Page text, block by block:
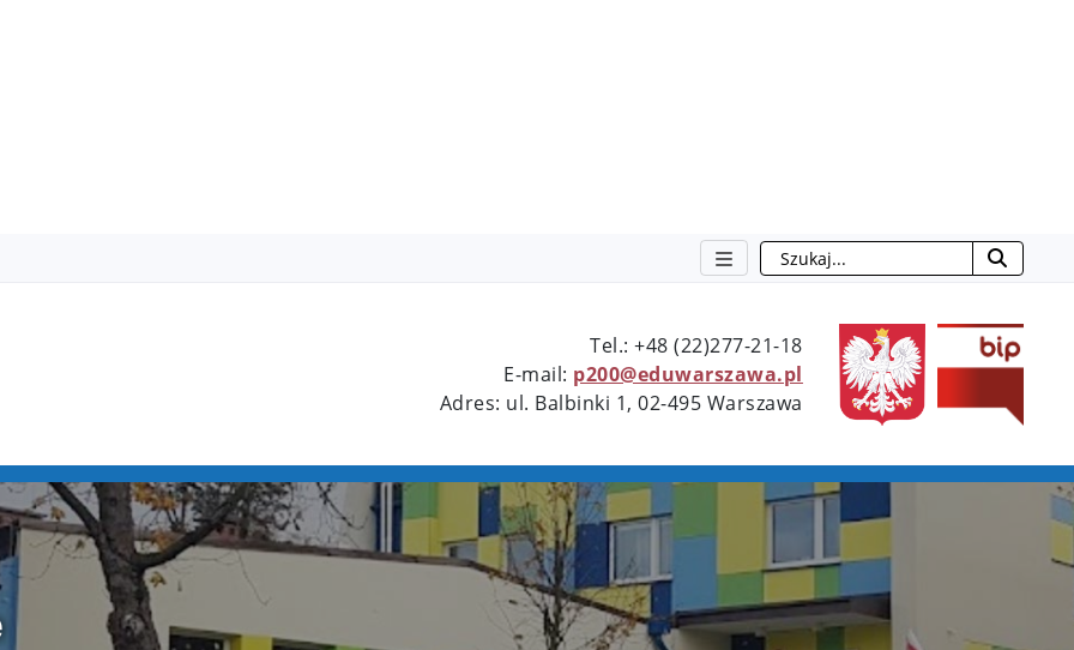
Szukaj
Tel.: +48 (22)277-21-18
E-mail: p200@eduwarszawa.pl
Adres: ul. Balbinki 1, 02-495 Warszawa